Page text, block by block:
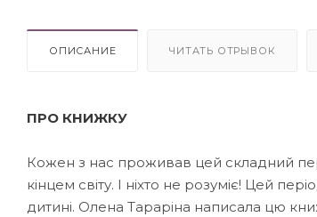
ОПИСАНИЕ ЧИТАТЬ ОТРЫВОК
ПРО КНИЖКУ
Кожен з нас проживав цей складний
кінцем світу. І ніхто не розуміє! Цей
дитині. Олена Тараріна написала цю